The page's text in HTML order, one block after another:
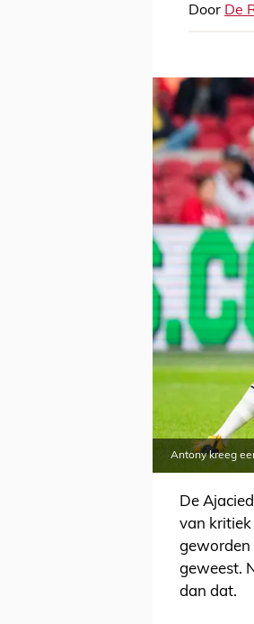
Door De
Antony kreeg
De
van kritiek
geworden
geweest.
dan dat.